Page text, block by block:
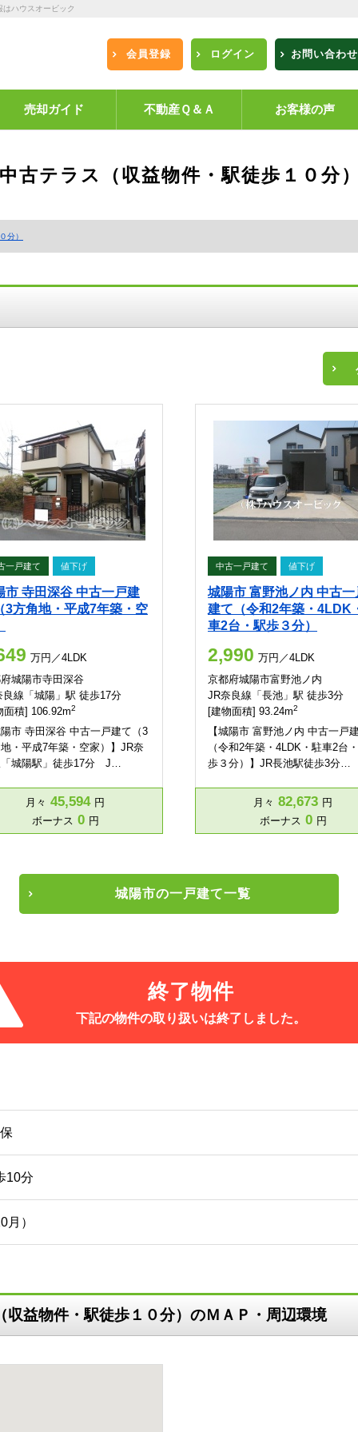
ハウスオービック
会員登録 ログイン お問い合わせ
売却ガイド 不動産Ｑ＆Ａ お客様の声
古テラス（収益物件・駅徒歩１０分）
分）
一戸建て 値下げ
市 寺田深谷 中古一戸建
3方角地・平成7年築・空
万円／4LDK
城陽市寺田深谷
良線「城陽」駅 徒歩17分
面積] 106.92m2
市 寺田深谷 中古一戸建て（3
・平成7年築・空家）】JR奈
城陽駅」徒歩17分 J…
月々 45,594 円
ボーナス 0 円
中古一戸建て 値下げ
城陽市 富野池ノ内 中古一
建て（令和2年築・4LDK
車2台・駅歩３分）
2,990 万円／4LDK
京都府城陽市富野池ノ内
JR奈良線「長池」駅 徒歩3分
[建物面積] 93.24m2
【城陽市 富野池ノ内 中古一戸
（令和2年築・4LDK・駐車2台
歩３分）】JR長池駅徒歩3分…
月々 82,673 円
ボーナス 0 円
城陽市の一戸建て一覧
終了物件
下記の物件の取り扱いは終了しました。
10分
）
益物件・駅徒歩１０分）のＭＡＰ・周辺環境